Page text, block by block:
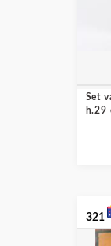
Set
h.29
321